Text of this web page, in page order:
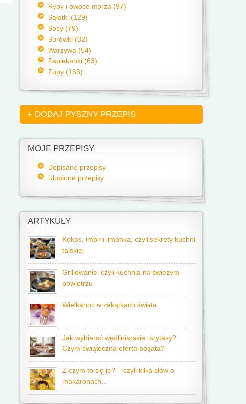
Ryby i owoce morza (97)
Sałatki (129)
Sosy (79)
Surówki (32)
Warzywa (54)
Zapiekanki (63)
Zupy (163)
+ DODAJ PYSZNY PRZEPIS
MOJE PRZEPISY
Dopisane przepisy
Ulubione przepisy
ARTYKUŁY
Kokos, imbir i limonka, czyli sekrety kuchni
tajskiej
Grillowanie, czyli kuchnia na świeżym
powietrzu
Wielkanoc w zakątkach świata
Jak wybierać wędliniarskie rarytasy?
Czym świąteczna oferta bogata?
Z czym to się je? – czyli kilka słów o
makaronach…